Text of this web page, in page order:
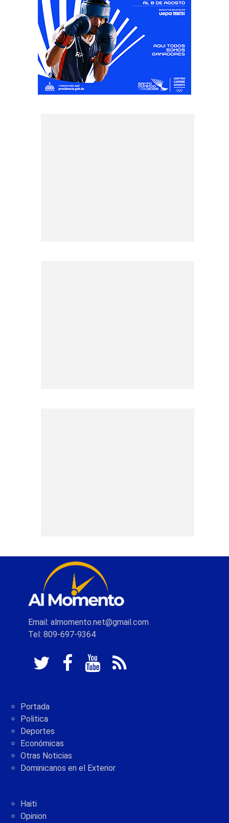
Email: almomento.net@gmail.com
Tel: 809-697-9364
Portada
Politica
Deportes
Económicas
Otras Noticias
Dominicanos en el Exterior
Haiti
Opinion